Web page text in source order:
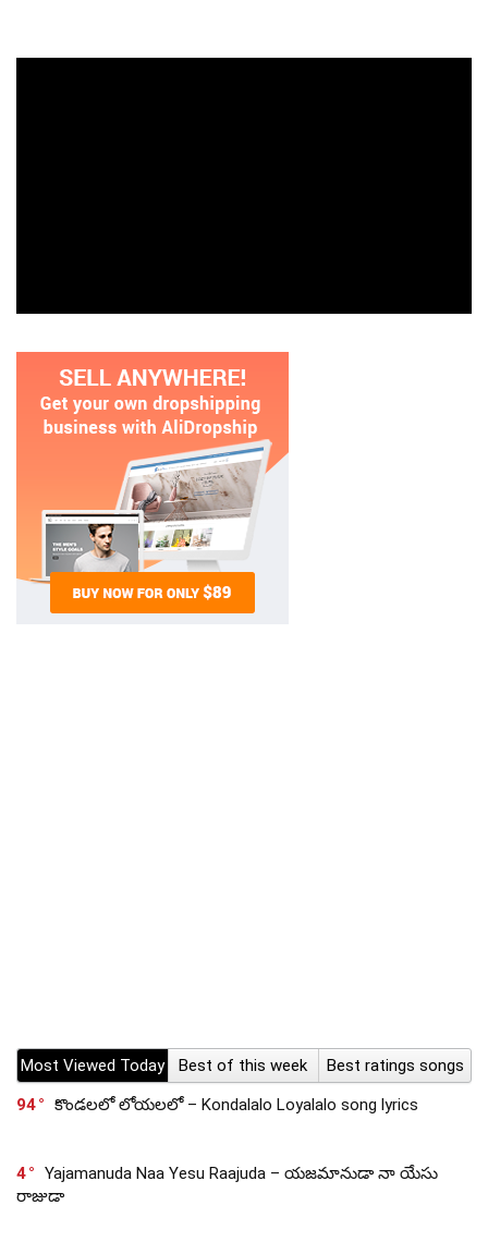
Most Viewed Today Best of this week
Best ratings songs
94
కొండలలో లోయలలో – Kondalalo Loyalalo song lyrics
4
Yajamanuda Naa Yesu Raajuda – యజమానుడా నా యేసు
రాజుడా